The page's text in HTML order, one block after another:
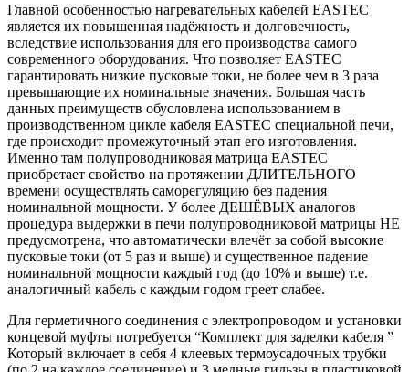
Главной особенностью нагревательных кабелей EASTEC
является их повышенная надёжность и долговечность,
вследствие использования для его производства самого
современного оборудования. Что позволяет EASTEC
гарантировать низкие пусковые токи, не более чем в 3 раза
превышающие их номинальные значения. Большая часть
данных преимуществ обусловлена использованием в
производственном цикле кабеля EASTEC специальной печи,
где происходит промежуточный этап его изготовления.
Именно там полупроводниковая матрица EASTEC
приобретает свойство на протяжении ДЛИТЕЛЬНОГО
времени осуществлять саморегуляцию без падения
номинальной мощности. У более ДЕШЁВЫХ аналогов
процедура выдержки в печи полупроводниковой матрицы НЕ
предусмотрена, что автоматически влечёт за собой высокие
пусковые токи (от 5 раз и выше) и существенное падение
номинальной мощности каждый год (до 10% и выше) т.е.
аналогичный кабель с каждым годом греет слабее.
Для герметичного соединения с электропроводом и установки
концевой муфты потребуется “Комплект для заделки кабеля ”
Который включает в себя 4 клеевых термоусадочных трубки